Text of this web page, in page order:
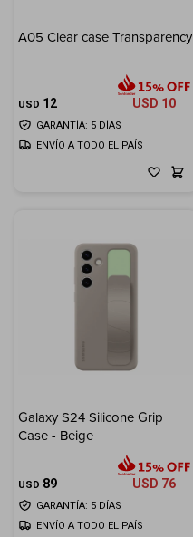
A05 Clear case Transparency
USD 12 USD 10
GARANTÍA: 5 DÍAS
ENVÍO A TODO EL PAÍS
Galaxy S24 Silicone Grip
Case - Beige
USD 89 USD 76
GARANTÍA: 5 DÍAS
ENVÍO A TODO EL PAÍS